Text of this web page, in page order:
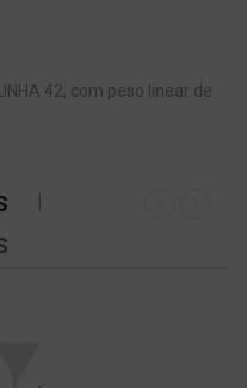
42, com peso linear de